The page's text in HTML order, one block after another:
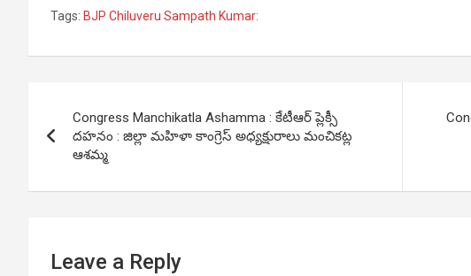
Tags: BJP Chiluveru Sampath Kumar:
navigation
Congress Manchikatla Ashamma : కేటీఆర్ ప్లెక్సీ
ద‌హ‌నం : జిల్లా మ‌హిళా కాంగ్రెస్ అధ్య‌క్షురాలు మంచిక‌ట్ల
ఆశ‌మ్మ
Leave a Reply